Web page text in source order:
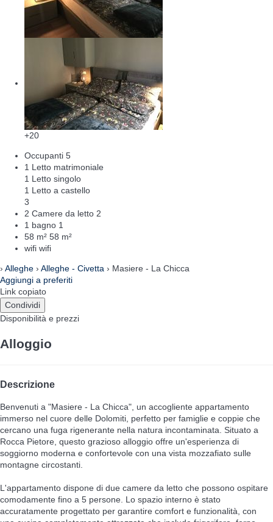
+20
Occupanti 5
1 Letto matrimoniale
1 Letto singolo
1 Letto a castello
3
2 Camere da letto 2
1 bagno 1
58 m² 58 m²
wifi wifi
› Alleghe › Alleghe - Civetta › Masiere - La Chicca
Aggiungi a preferiti
Link copiato
Condividi
Disponibilità e prezzi
Alloggio
Descrizione
Benvenuti a "Masiere - La Chicca", un accogliente appartamento
immerso nel cuore delle Dolomiti, perfetto per famiglie e coppie che
cercano una fuga rigenerante nella natura incontaminata. Situato a
Rocca Pietore, questo grazioso alloggio offre un'esperienza di
soggiorno moderna e confortevole con una vista mozzafiato sulle
montagne circostanti.
L'appartamento dispone di due camere da letto che possono ospitare
comodamente fino a 5 persone. Lo spazio interno è stato
accuratamente progettato per garantire comfort e funzionalità, con